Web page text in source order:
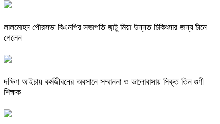
লালমোহন পৌরসভা বিএনপির সভাপতি জান্টু মিয়া উন্নত চিকিৎসার জন্য চীনে
গেলেন
দক্ষিণ আইচায় কর্মজীবনের অবসানে সম্মাননা ও ভালোবাসায় সিক্ত তিন গুণী
শিক্ষক